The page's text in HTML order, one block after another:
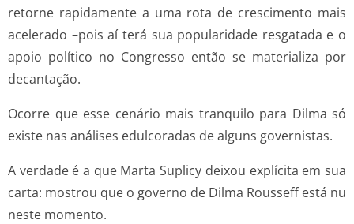
retorne rapidamente a uma rota de crescimento mais
acelerado –pois aí terá sua popularidade resgatada e o
apoio político no Congresso então se materializa por
decantação.
Ocorre que esse cenário mais tranquilo para Dilma só
existe nas análises edulcoradas de alguns governistas.
A verdade é a que Marta Suplicy deixou explícita em sua
carta: mostrou que o governo de Dilma Rousseff está nu
neste momento.